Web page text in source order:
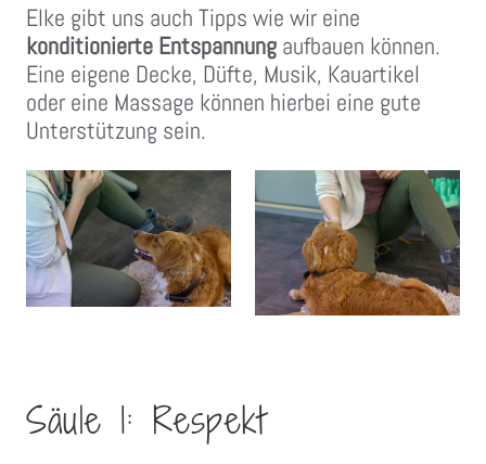
Elke gibt uns auch Tipps wie wir eine
konditionierte Entspannung aufbauen können.
Eine eigene Decke, Düfte, Musik, Kauartikel
oder eine Massage können hierbei eine gute
Unterstützung sein.
Säule 1: Respekt